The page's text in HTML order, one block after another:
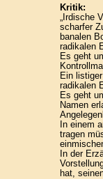
Kritik:
„Irdische
scharfer
banalen
radikalen
Es geht
Ein
radikalen
Es geht
Namen
In einem
tragen
In der
hat,